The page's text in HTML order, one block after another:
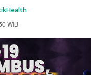
WIB